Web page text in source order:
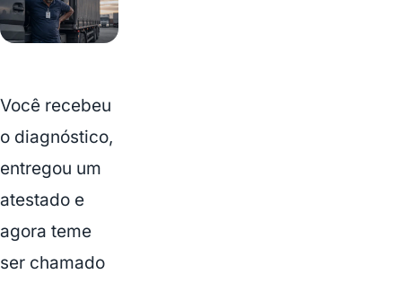
Você recebeu
o diagnóstico,
entregou um
atestado e
agora teme
ser chamado